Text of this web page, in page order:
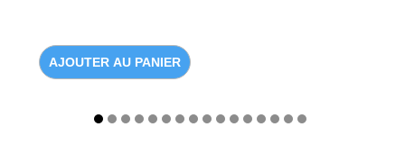
AJOUTER AU PANIER